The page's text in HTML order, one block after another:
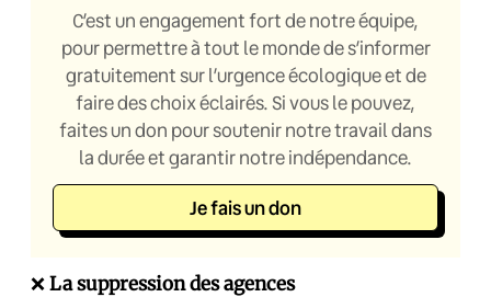
C’est un engagement fort de notre équipe,
pour permettre à tout le monde de s’informer
gratuitement sur l’urgence écologique et de
faire des choix éclairés. Si vous le pouvez,
faites un don pour soutenir notre travail dans
la durée et garantir notre indépendance.
Je fais un don
❌La suppression des agences